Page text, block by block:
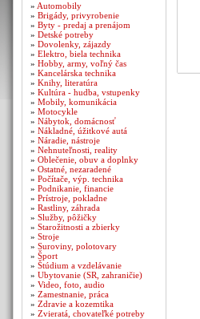
» Automobily
» Brigády, privyrobenie
» Byty - predaj a prenájom
» Detské potreby
» Dovolenky, zájazdy
» Elektro, biela technika
» Hobby, army, voľný čas
» Kancelárska technika
» Knihy, literatúra
» Kultúra - hudba, vstupenky
» Mobily, komunikácia
» Motocykle
» Nábytok, domácnosť
» Nákladné, úžitkové autá
» Náradie, nástroje
» Nehnuteľnosti, reality
» Oblečenie, obuv a doplnky
» Ostatné, nezaradené
» Počítače, výp. technika
» Podnikanie, financie
» Prístroje, pokladne
» Rastliny, záhrada
» Služby, pôžičky
» Starožitnosti a zbierky
» Stroje
» Suroviny, polotovary
» Šport
» Štúdium a vzdelávanie
» Ubytovanie (SR, zahraničie)
» Video, foto, audio
» Zamestnanie, práca
» Zdravie a kozemtika
» Zvieratá, chovateľké potreby